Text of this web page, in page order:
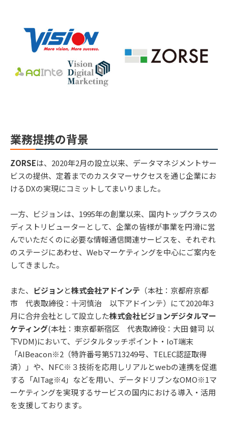
業務提携の背景
ZORSEは、2020年2月の設立以来、データマネジメントサー
ビスの提供、定着までのカスタマーサクセスを通じ企業にお
けるDXの実現にコミットしてまいりました。
一方、ビジョンは、1995年の創業以来、国内トップクラスの
ディストリビューターとして、企業の皆様が事業を円滑に営
んでいただくのに必要な情報通信関連サービスを、それぞれ
のステージにあわせ、Webマーケティングを中心にご案内を
してきました。
また、 ビジョンと株式会社アドインテ （本社：京都府京都
市 代表取締役：十河慎治 以下アドインテ）にて2020年3
月に合弁会社として設立した株式会社ビジョンデジタルマー
ケティング(本社：東京都新宿区 代表取締役：大田 健司 以
下VDM)において、デジタルタッチポイント・IoT端末
「AIBeacon※2（特許番号第5713249号、TELEC認証取得
済）」や、NFC※３技術を応用しリアルとwebの連携を促進
する「AITag※4」などを用い、データドリブンなOMO※1マ
ーケティングを実現するサービスの国内における導入・活用
を支援しております。